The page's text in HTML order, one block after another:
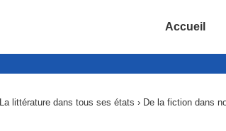
Accueil
La littérature dans tous ses états › De la fiction dans